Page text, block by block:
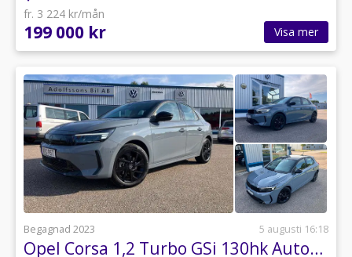
fr. 3 224 kr/mån
199 000 kr Visa mer
Begagnad 2023 5 augusti 16:18
Opel Corsa 1,2 Turbo GSi 130hk Automat